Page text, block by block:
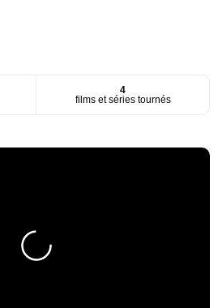
4
films et séries tournés